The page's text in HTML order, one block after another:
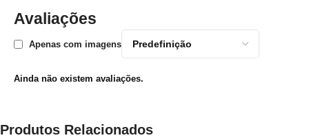
Avaliações
Apenas com imagens
Ainda não existem avaliações.
Produtos Relacionados